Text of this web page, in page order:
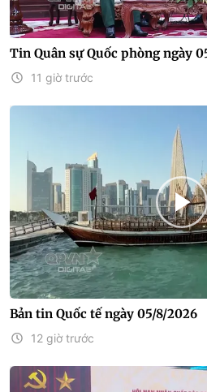
Tin Quân sự Quốc phòng ngày
11 giờ trước
Bản tin Quốc tế ngày 05/8/2026
12 giờ trước